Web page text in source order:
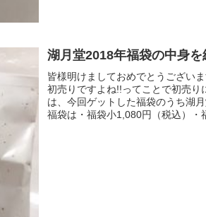
湖月堂2018年福袋の中身を
皆様明けましておめでとうござい
初売りですよね!!ってことで初売
は、今回ゲットした福袋のうち湖
福袋は・福袋小1,080円（税込）・